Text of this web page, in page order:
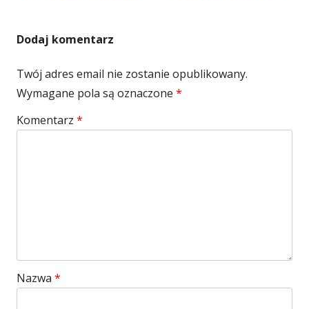
Dodaj komentarz
Twój adres email nie zostanie opublikowany.
Wymagane pola są oznaczone *
Komentarz *
Nazwa *